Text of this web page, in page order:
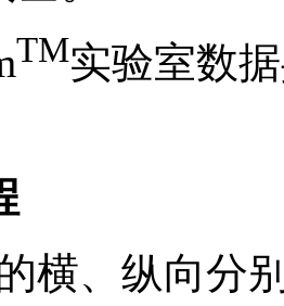
TM实验室数
横、纵向分